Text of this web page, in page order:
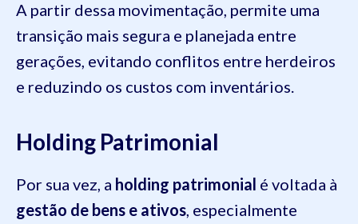
A partir dessa movimentação, permite uma
transição mais segura e planejada entre
gerações, evitando conflitos entre herdeiros
e reduzindo os custos com inventários.
Holding Patrimonial
Por sua vez, a holding patrimonial é voltada à
gestão de bens e ativos , especialmente